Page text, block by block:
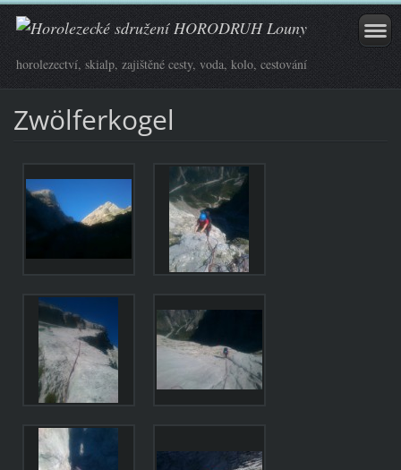
horolezectví, skialp, zajištěné cesty, voda, kolo, cestování
Zwölferkogel